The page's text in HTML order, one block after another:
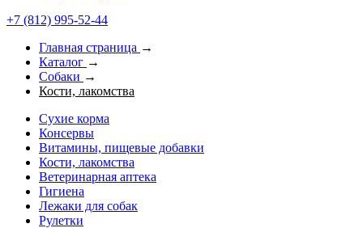
+7 (812) 995-52-44
Главная страница →
Каталог →
Собаки →
Кости, лакомства
Сухие корма
Консервы
Витамины, пищевые добавки
Кости, лакомства
Ветеринарная аптека
Гигиена
Лежаки для собак
Рулетки